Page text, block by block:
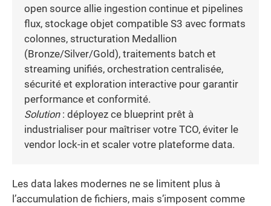
open source allie ingestion continue et pipelines
flux, stockage objet compatible S3 avec formats
colonnes, structuration Medallion
(Bronze/Silver/Gold), traitements batch et
streaming unifiés, orchestration centralisée,
sécurité et exploration interactive pour garantir
performance et conformité.
Solution: déployez ce blueprint prêt à
industrialiser pour maîtriser votre TCO, éviter le
vendor lock-in et scaler votre plateforme data.
Les data lakes modernes ne se limitent plus à
l’accumulation de fichiers, mais s’imposent comme